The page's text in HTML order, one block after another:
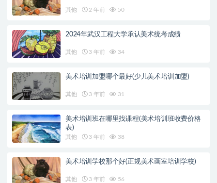
其他 2 年前 50
2024年武汉工程大学承认美术统考成绩
其他 3 年前 34
美术培训加盟哪个最好(少儿美术培训加盟)
其他 3 年前 31
美术培训班在哪里找课程(美术培训班收费价格
表)
其他 3 年前 38
美术培训学校那个好(正规美术画室培训学校)
其他 3 年前 56